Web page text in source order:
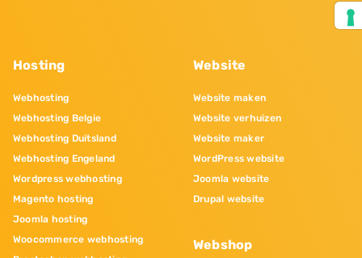
Hosting
Webhosting
Webhosting Belgie
Webhosting Duitsland
Webhosting Engeland
Wordpress webhosting
Magento hosting
Joomla hosting
Woocommerce webhosting
Website
Website maken
Website verhuizen
Website maker
WordPress website
Joomla website
Drupal website
Webshop